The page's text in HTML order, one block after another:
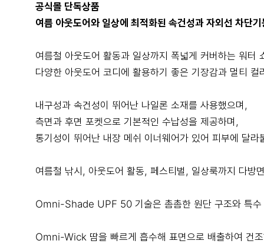
공식몰 단독상품
여름 아웃도어와 일상에 최적화된 속건성과 자외선 차단
여름철 아웃도어 활동과 일상까지 폭넓게 커버하는 워터
다양한 아웃도어 코디에 활용하기 좋은 기장감과 멀티
내구성과 속건성이 뛰어난 나일론 소재를 사용했으며,
측면과 후면 포켓으로 기본적인 수납성을 제공하며,
통기성이 뛰어난 내장 메쉬 이너웨어가 있어 피부에 달라
여름철 낚시, 아웃도어 활동, 페스티벌, 일상룩까지 다방
Omni-Shade UPF 50 기술은 촘촘한 원단 구조와 특
Omni-Wick 땀을 빠르게 흡수해 표면으로 배출하여 건